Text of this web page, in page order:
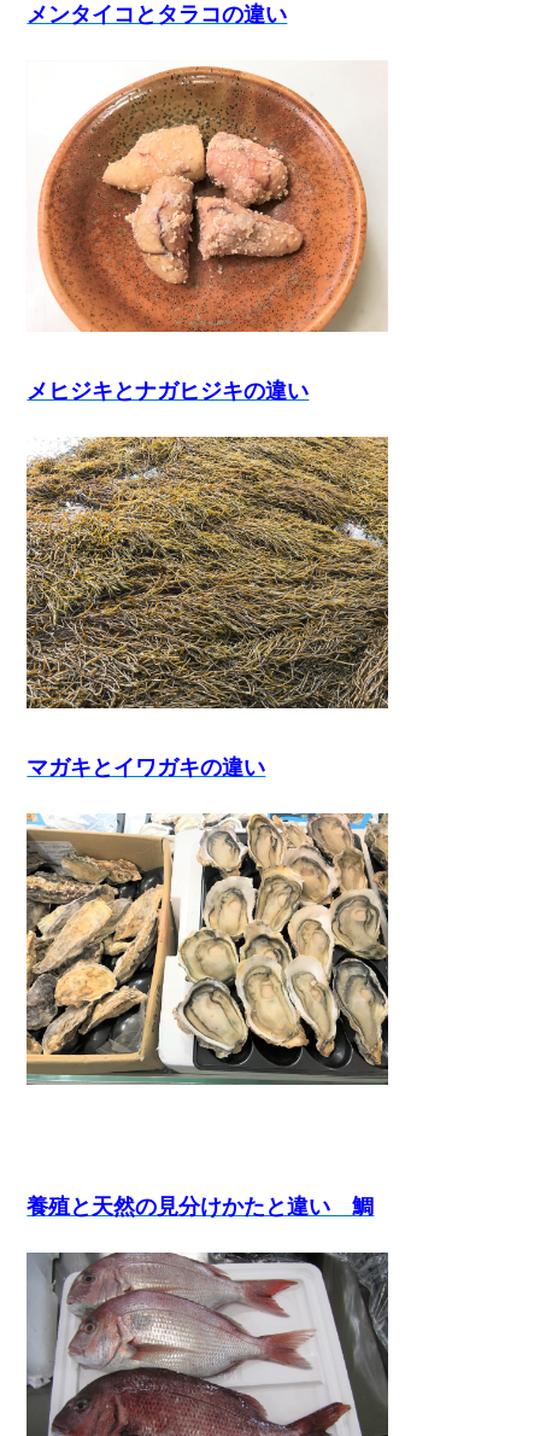
メンタイコとタラコの違い
メヒジキとナガヒジキの違い
マガキとイワガキの違い
養殖と天然の見分けかたと違い 鯛